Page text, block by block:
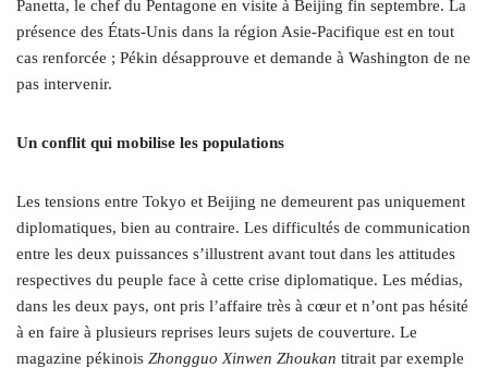
Panetta, le chef du Pentagone en visite à Beijing fin septembre. La
présence des États-Unis dans la région Asie-Pacifique est en tout
cas renforcée ; Pékin désapprouve et demande à Washington de ne
pas intervenir.
Un conflit qui mobilise les populations
Les tensions entre Tokyo et Beijing ne demeurent pas uniquement
diplomatiques, bien au contraire. Les difficultés de communication
entre les deux puissances s’illustrent avant tout dans les attitudes
respectives du peuple face à cette crise diplomatique. Les médias,
dans les deux pays, ont pris l’affaire très à cœur et n’ont pas hésité
à en faire à plusieurs reprises leurs sujets de couverture. Le
magazine pékinois Zhongguo Xinwen Zhoukan titrait par exemple